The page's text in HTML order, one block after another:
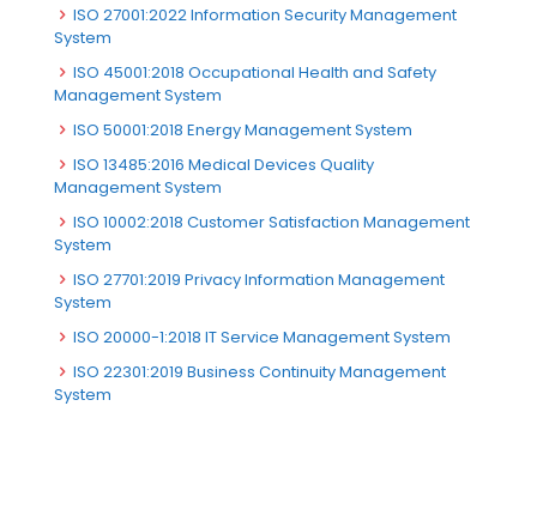
ISO 27001:2022 Information Security Management
System
ISO 45001:2018 Occupational Health and Safety
Management System
ISO 50001:2018 Energy Management System
ISO 13485:2016 Medical Devices Quality
Management System
ISO 10002:2018 Customer Satisfaction Management
System
ISO 27701:2019 Privacy Information Management
System
ISO 20000-1:2018 IT Service Management System
ISO 22301:2019 Business Continuity Management
System